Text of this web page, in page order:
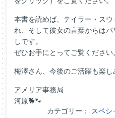
本書を読めば、テイラー・ス
れ、そして彼女の言葉からは
しです。
ぜひお手にとってご覧ください
梅澤さん、今後のご活躍も楽し
アメリア事務局
河原🐕🐾
カテゴリー：
スペシ